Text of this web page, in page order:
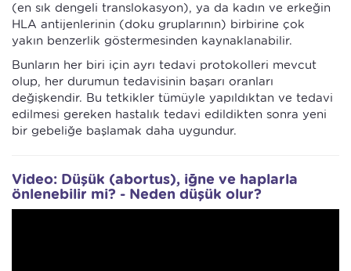
(en sık dengeli translokasyon), ya da kadın ve erkeğin
HLA antijenlerinin (doku gruplarının) birbirine çok
yakın benzerlik göstermesinden kaynaklanabilir.
Bunların her biri için ayrı tedavi protokolleri mevcut
olup, her durumun tedavisinin başarı oranları
değişkendir. Bu tetkikler tümüyle yapıldıktan ve tedavi
edilmesi gereken hastalık tedavi edildikten sonra yeni
bir gebeliğe başlamak daha uygundur.
Video: Düşük (abortus), iğne ve haplarla
önlenebilir mi? - Neden düşük olur?